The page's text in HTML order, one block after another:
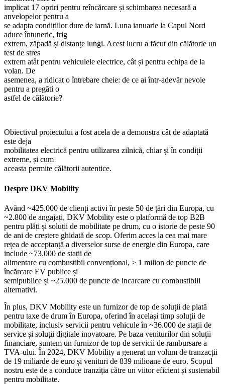
implicat 17 opriri pentru reîncărcare și schimbarea necesară a
anvelopelor pentru a
se adapta condițiilor dure de iarnă. Luna ianuarie la Capul Nord
aduce întuneric, frig
extrem, zăpadă și distanțe lungi. Acest lucru a făcut din călătorie un
test de stres
extrem atât pentru vehiculele electrice, cât și pentru echipa de la
volan. De
asemenea, a ridicat o întrebare cheie: de ce ai într-adevăr nevoie
pentru a pregăti o
astfel de călătorie?
Obiectivul proiectului a fost acela de a demonstra cât de adaptată
este deja
mobilitatea electrică pentru utilizarea zilnică, chiar și în condiții
extreme, și cum
aceasta permite călătorii autentice.
Despre DKV Mobility
Având ~425.000 de clienți activi în peste 50 de țări din Europa, cu
~2.800 de angajați, DKV Mobility este o platformă de top B2B
pentru plăți și soluții de mobilitate pe drum, cu o istorie de peste 90
de ani de creștere ghidată de scop. Oferim acces la cea mai mare
rețea de acceptanță a diverselor surse de energie din Europa, care
include ~73.000 de stații de
alimentare cu combustibil convențional, > 1 milion de puncte de
încărcare EV publice și
semipublice și ~25.000 de puncte de incarcare cu combustibili
alternativi.
În plus, DKV Mobility este un furnizor de top de soluții de plată
pentru taxe de drum în Europa, oferind în același timp soluții de
mobilitate, inclusiv servicii pentru vehicule în ~36.000 de stații de
service și soluții digitale inovatoare. Pe baza veniturilor din soluții
financiare, suntem un furnizor de top de servicii de rambursare a
TVA-ului. În 2024, DKV Mobility a generat un volum de tranzacții
de 19 miliarde de euro și venituri de 839 milioane de euro. Scopul
nostru este de a conduce tranziția către un viitor eficient și sustenabil
pentru mobilitate.